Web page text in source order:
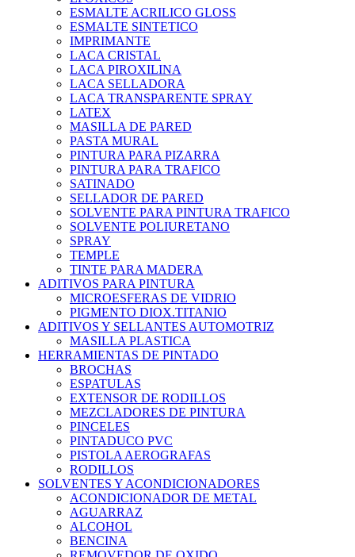
ESMALTE ACRILICO GLOSS
ESMALTE SINTETICO
IMPRIMANTE
LACA CRISTAL
LACA PIROXILINA
LACA SELLADORA
LACA TRANSPARENTE SPRAY
LATEX
MASILLA DE PARED
PASTA MURAL
PINTURA PARA PIZARRA
PINTURA PARA TRAFICO
SATINADO
SELLADOR DE PARED
SOLVENTE PARA PINTURA TRAFICO
SOLVENTE POLIURETANO
SPRAY
TEMPLE
TINTE PARA MADERA
ADITIVOS PARA PINTURA
MICROESFERAS DE VIDRIO
PIGMENTO DIOX.TITANIO
ADITIVOS Y SELLANTES AUTOMOTRIZ
MASILLA PLASTICA
HERRAMIENTAS DE PINTADO
BROCHAS
ESPATULAS
EXTENSOR DE RODILLOS
MEZCLADORES DE PINTURA
PINCELES
PINTADUCO PVC
PISTOLA AEROGRAFAS
RODILLOS
SOLVENTES Y ACONDICIONADORES
ACONDICIONADOR DE METAL
AGUARRAZ
ALCOHOL
BENCINA